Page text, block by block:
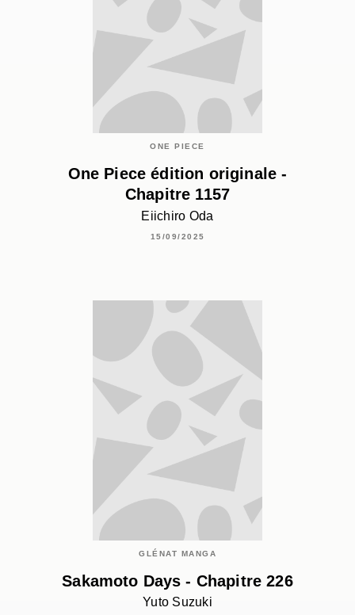
ONE PIECE
One Piece édition originale -
Chapitre 1157
Eiichiro Oda
15/09/2025
GLÉNAT MANGA
Sakamoto Days - Chapitre 226
Yuto Suzuki